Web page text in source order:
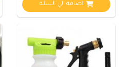
اضافة الي السلة